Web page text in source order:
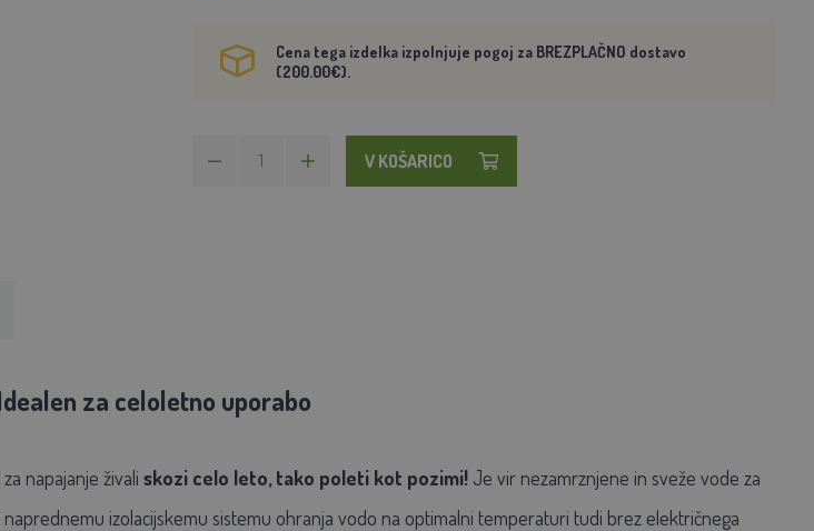
Cena tega izdelka izpolnjuje pogoj za BREZPLAČNO dostavo
(200.00€).
V KOŠARICO
za celoletno uporabo
napajanje živali skozi celo leto, tako poleti kot pozimi!Je vir nezamrznjene in sveže vode za
izolacijskemu sistemu ohranja vodo na optimalni temperaturi tudi brez električnega